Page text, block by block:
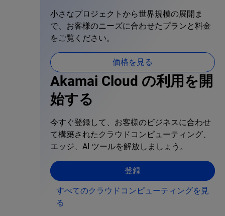
小さなプロジェクトから世界規模の展開ま
で、お客様のニーズに合わせたプランと料金
をご覧ください。
価格を見る
Akamai Cloud の利用を開
始する
今すぐ登録して、お客様のビジネスに合わせ
て構築されたクラウドコンピューティング、
エッジ、AI ツールを解放しましょう。
登録
すべてのクラウドコンピューティングを見
る